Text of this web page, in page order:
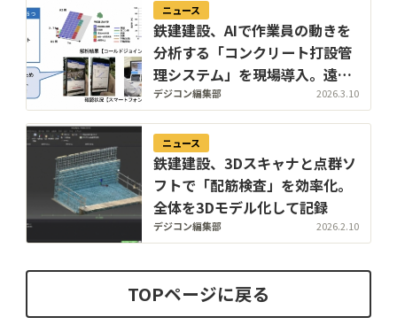
ニュース
鉄建建設、AIで作業員の動きを
分析する「コンクリート打設管
理システム」を現場導入。遠隔
からの品質管理を実現
デジコン編集部 2026.3.10
ニュース
鉄建建設、3Dスキャナと点群ソ
フトで「配筋検査」を効率化。
全体を3Dモデル化して記録
デジコン編集部 2026.2.10
TOPページに戻る